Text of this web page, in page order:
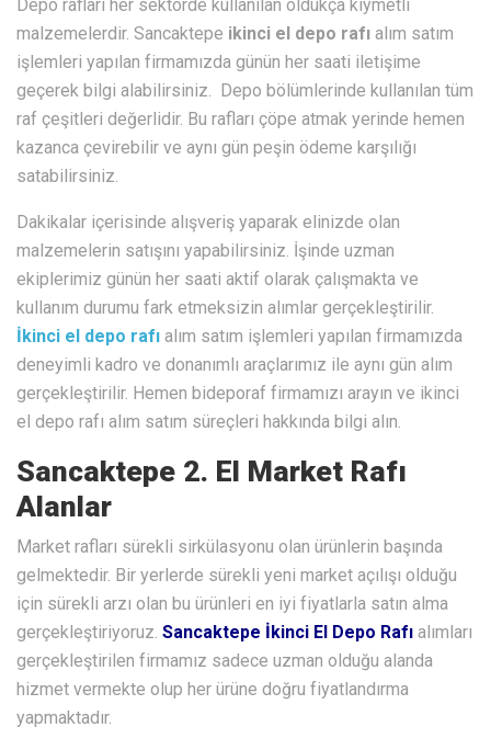
Depo rafları her sektörde kullanılan oldukça kıymetli
malzemelerdir. Sancaktepe ikinci el depo rafı alım satım
işlemleri yapılan firmamızda günün her saati iletişime
geçerek bilgi alabilirsiniz. Depo bölümlerinde kullanılan tüm
raf çeşitleri değerlidir. Bu rafları çöpe atmak yerinde hemen
kazanca çevirebilir ve aynı gün peşin ödeme karşılığı
satabilirsiniz.
Dakikalar içerisinde alışveriş yaparak elinizde olan
malzemelerin satışını yapabilirsiniz. İşinde uzman
ekiplerimiz günün her saati aktif olarak çalışmakta ve
kullanım durumu fark etmeksizin alımlar gerçekleştirilir.
İkinci el depo rafı alım satım işlemleri yapılan firmamızda
deneyimli kadro ve donanımlı araçlarımız ile aynı gün alım
gerçekleştirilir. Hemen bideporaf firmamızı arayın ve ikinci
el depo rafı alım satım süreçleri hakkında bilgi alın.
Sancaktepe 2. El Market Rafı
Alanlar
Market rafları sürekli sirkülasyonu olan ürünlerin başında
gelmektedir. Bir yerlerde sürekli yeni market açılışı olduğu
için sürekli arzı olan bu ürünleri en iyi fiyatlarla satın alma
gerçekleştiriyoruz. Sancaktepe İkinci El Depo Rafı alımları
gerçekleştirilen firmamız sadece uzman olduğu alanda
hizmet vermekte olup her ürüne doğru fiyatlandırma
yapmaktadır.